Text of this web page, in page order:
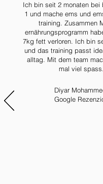
Ich bin seit 2 monaten bei
1 und mache ems und
training. Zusammen
ernährungsprogramm
7kg fett verloren. Ich bin
und das training passt
alltag. Mit dem team
mal viel spass.
Diyar
Google